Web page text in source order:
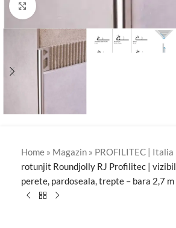
Click to enlarge
Home » Magazin » PROFILITEC | Italia
rotunjit Roundjolly RJ Profilitec |
perete, pardoseala, trepte – bara 2,7 m